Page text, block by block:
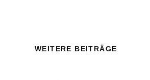
WEITERE BEITRÄGE